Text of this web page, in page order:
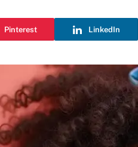
Pinterest LinkedIn